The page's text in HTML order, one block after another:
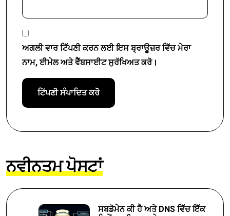
ਅਗਲੀ ਵਾਰ ਟਿੱਪਣੀ ਕਰਨ ਲਈ ਇਸ ਬ੍ਰਾਊਜ਼ਰ ਵਿੱਚ ਮੇਰਾ
ਨਾਮ, ਈਮੇਲ ਅਤੇ ਵੈੱਬਸਾਈਟ ਸੁਰੱਖਿਅਤ ਕਰੋ।
ਨਵੀਨਤਮ ਪੋਸਟਾਂ
ਸਬਡੋਮੇਨ ਕੀ ਹੈ ਅਤੇ DNS ਵਿੱਚ ਇੱਕ